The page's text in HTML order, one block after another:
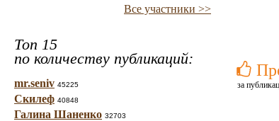
Все участники >>
Топ 15
по количеству публикаций:
mr.seniv 45225
Скилеф 40848
Галина Шаненко 32703
за